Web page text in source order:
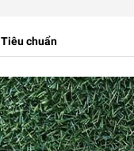
Tiêu chuẩn